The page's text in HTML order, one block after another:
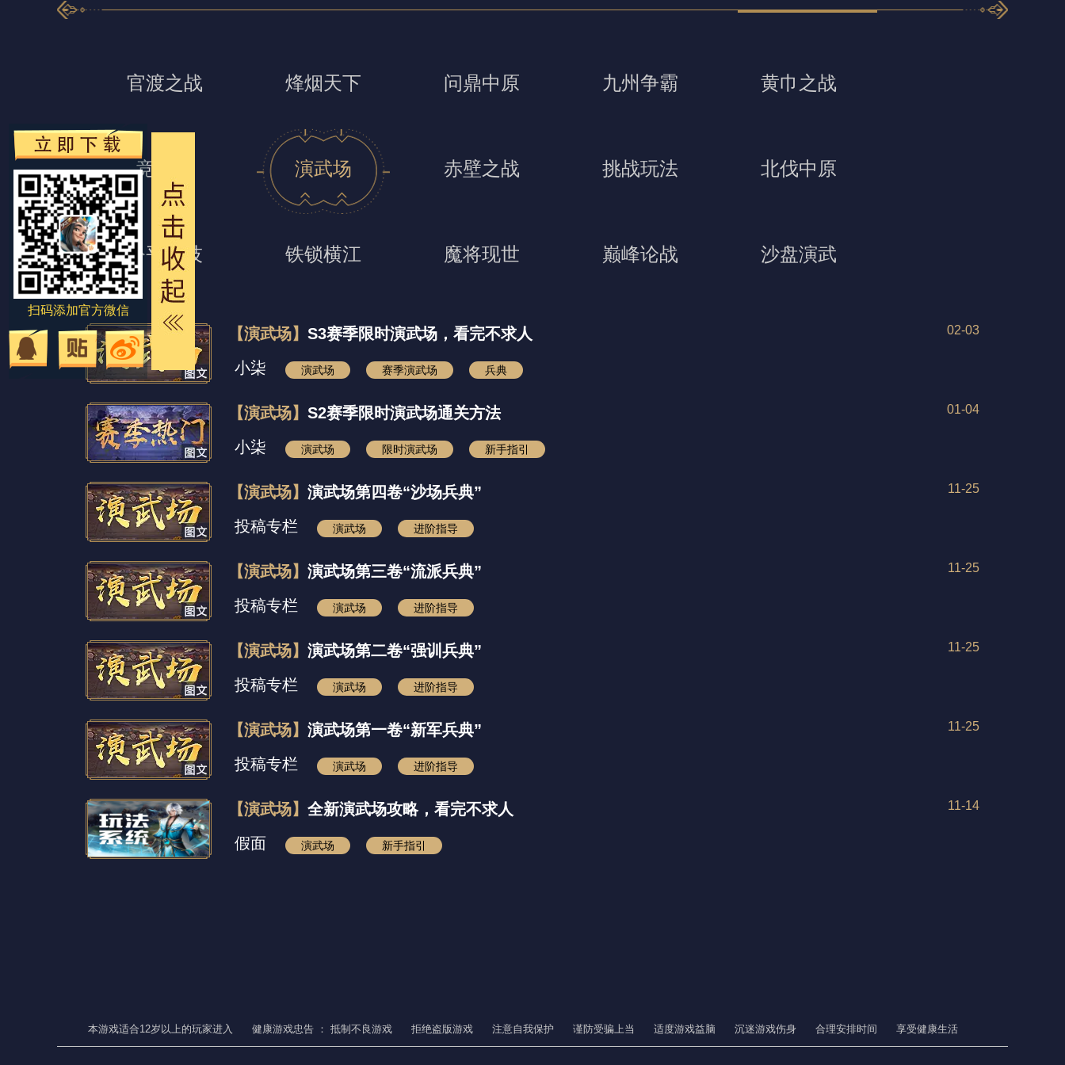
官渡之战 烽烟天下 问鼎中原 九州争霸 黄巾之战
竞技场 演武场 赤壁之战 挑战玩法 北伐中原
公平竞技 铁锁横江 魔将现世 巅峰论战 沙盘演武
【演武场】 S3赛季限时演武场，看完不求人
小柒
演武场 赛季演武场 兵典
02-03
【演武场】 S2赛季限时演武场通关方法
小柒
演武场 限时演武场 新手指引
01-04
【演武场】 演武场第四卷“沙场兵典”
投稿专栏
演武场 进阶指导
11-25
【演武场】 演武场第三卷“流派兵典”
投稿专栏
演武场 进阶指导
11-25
【演武场】 演武场第二卷“强训兵典”
投稿专栏
演武场 进阶指导
11-25
【演武场】 演武场第一卷“新军兵典”
投稿专栏
演武场 进阶指导
11-25
【演武场】 全新演武场攻略，看完不求人
假面
演武场 新手指引
11-14
本游戏适合12岁以上的玩家进入 健康游戏忠告 ： 抵制不良游戏 拒绝盗版游戏 注意自我保护 谨防受骗上当 适度游戏益脑 沉迷游戏伤身 合理安排时间 享受健康生活
扫码添加官方微信